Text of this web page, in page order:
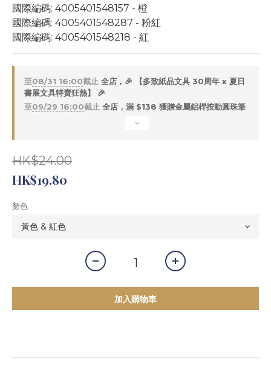
國際編碼: 4005401548157 - 橙
國際編碼: 4005401548287 - 粉紅
國際編碼: 4005401548218 - 紅
至08/31 16:00截止 全店，🎉 【多致紙品文具 30周年 x 夏日
書展文具特賣狂熱】 🎉
至09/29 16:00截止 全店，滿 $138 獲贈金屬鋁桿按動圓珠筆
HK$24.00
HK$19.80
顏色
加入購物車